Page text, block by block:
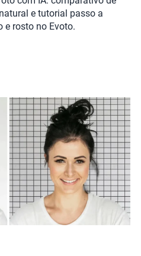
e tutorial passo a
e rosto no Evoto.